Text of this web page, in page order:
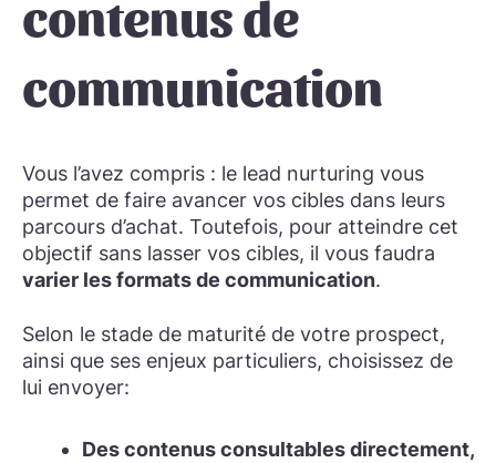
contenus de
communication
Vous l’avez compris : le lead nurturing vous
permet de faire avancer vos cibles dans leurs
parcours d’achat. Toutefois, pour atteindre cet
objectif sans lasser vos cibles, il vous faudra
varier les formats de communication.
Selon le stade de maturité de votre prospect,
ainsi que ses enjeux particuliers, choisissez de
lui envoyer:
Des contenus consultables directement,